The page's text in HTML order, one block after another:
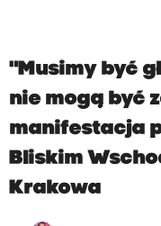
"Musimy być
nie mogą być
manifestacja
Bliskim
Krakowa